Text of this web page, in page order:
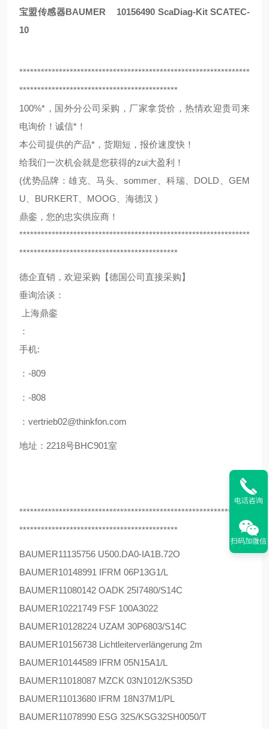
宝盟传感器BAUMER 10156490 ScaDiag-Kit SCATEC-
10
****************************************************************
********************************************
100%*，国外分公司采购，厂家拿货价，热情欢迎贵司来
电询价！诚信*！
本公司提供的产品*，货期短，报价速度快！
给我们一次机会就是您获得的zui大盈利！
(优势品牌：雄克、马头、sommer、科瑞、DOLD、GEM
U、BURKERT、MOOG、海德汉 )
鼎銮，您的忠实供应商！
****************************************************************
********************************************
德企直销，欢迎采购【德国公司直接采购】
垂询洽谈：
上海鼎銮
：
手机:
：-809
：-808
：vertrieb02@thinkfon.com
地址：2218号BHC901室
****************************************************************
********************************************
BAUMER11135756 U500.DA0-IA1B.72O
BAUMER10148991 IFRM 06P13G1/L
BAUMER11080142 OADK 25I7480/S14C
BAUMER10221749 FSF 100A3022
BAUMER10128224 UZAM 30P6803/S14C
BAUMER10156738 Lichtleiterverlängerung 2m
BAUMER10144589 IFRM 05N15A1/L
BAUMER11018087 MZCK 03N1012/KS35D
BAUMER11013680 IFRM 18N37M1/PL
BAUMER11078990 ESG 32S/KSG32SH0050/T
电话咨询
扫码加微信